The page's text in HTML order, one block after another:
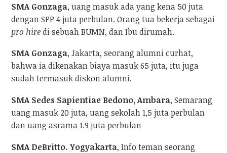
SMA Gonzaga, uang masuk ada yang kena 50 juta
dengan SPP 4 juta perbulan. Orang tua bekerja sebagai
pro hiredi sebuah BUMN, dan Ibu dirumah.
SMA Gonzaga, Jakarta, seorang alumni curhat,
bahwa ia dikenakan biaya masuk 65 juta, itu juga
sudah termasuk diskon alumni.
SMA Sedes Sapientiae Bedono, Ambara, Semarang
uang masuk 20 juta, uang sekolah 1,5 juta perbulan
dan uang asrama 1.9 juta perbulan
SMA DeBritto. Yogyakarta, Info teman seorang